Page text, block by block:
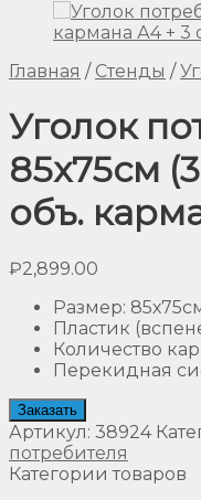
Главная / Стенды /
Уголок
85х75см
объ.
₽2,899.00
Размер:
Пластик
Количество
Перекидная
Заказать
Артикул: 38924
потребителя
Категории товаров